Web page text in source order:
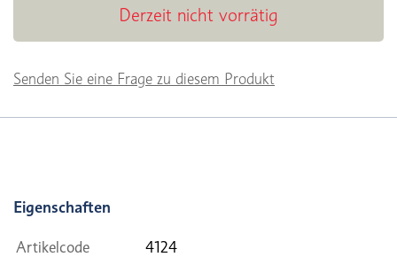
Derzeit nicht vorrätig
Senden Sie eine Frage zu diesem Produkt
Eigenschaften
Artikelcode 4124